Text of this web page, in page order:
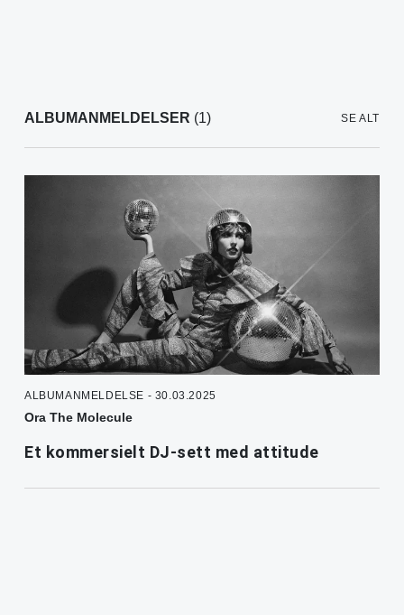
ALBUMANMELDELSER (1) SE ALT
ALBUMANMELDELSE - 30.03.2025
Ora The Molecule
Et kommersielt DJ-sett med attitude